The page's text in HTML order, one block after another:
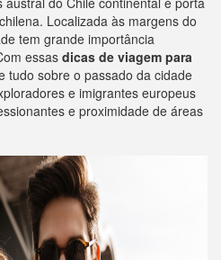
Localizada às margens do
tem grande importância
essas dicas de viagem para
tudo sobre o passado da cidade
e imigrantes europeus
e proximidade de áreas